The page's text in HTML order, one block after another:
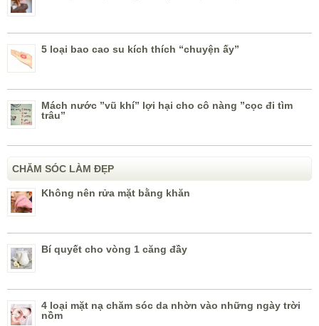
5 loại bao cao su kích thích “chuyện ấy”
Mách nước ”vũ khí” lợi hại cho cô nàng ”cọc đi tìm
trâu”
CHĂM SÓC LÀM ĐẸP
Không nên rửa mặt bằng khăn
Bí quyết cho vòng 1 căng đầy
4 loại mặt nạ chăm sóc da nhờn vào những ngày trời
nồm